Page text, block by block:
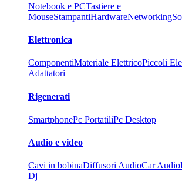
Notebook e PCTastiere e
MouseStampantiHardwareNetworking
Elettronica
ComponentiMateriale ElettricoPiccoli
Adattatori
Rigenerati
SmartphonePc PortatiliPc Desktop
Audio e video
Cavi in bobinaDiffusori AudioCar Audio
Dj